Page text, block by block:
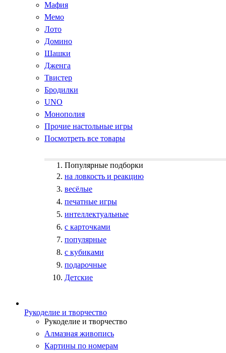
Мафия
Мемо
Лото
Домино
Шашки
Дженга
Твистер
Бродилки
UNO
Монополия
Прочие настольные игры
Посмотреть все товары
Популярные подборки
на ловкость и реакцию
весёлые
печатные игры
интеллектуальные
с карточками
популярные
с кубиками
подарочные
Детские
Рукоделие и творчество
Рукоделие и творчество
Алмазная живопись
Картины по номерам